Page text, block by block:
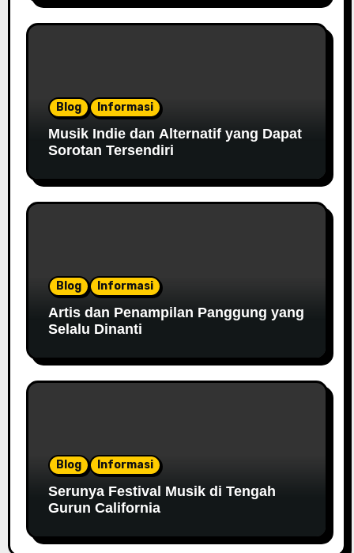
Blog Informasi
Musik Indie dan Alternatif yang Dapat
Sorotan Tersendiri
Blog Informasi
Artis dan Penampilan Panggung yang
Selalu Dinanti
Blog Informasi
Serunya Festival Musik di Tengah
Gurun California